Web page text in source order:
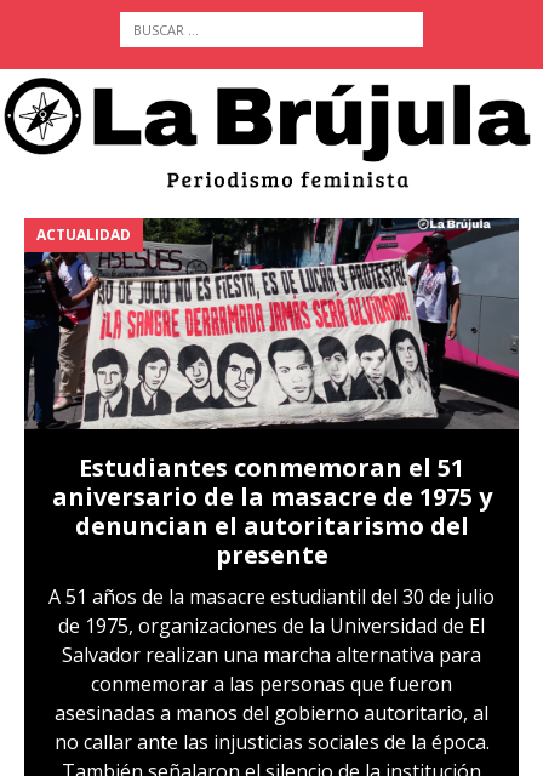
ACTUALIDAD
Estudiantes conmemoran el 51
aniversario de la masacre de 1975 y
denuncian el autoritarismo del
presente
A 51 años de la masacre estudiantil del 30 de julio
de 1975, organizaciones de la Universidad de El
Salvador realizan una marcha alternativa para
conmemorar a las personas que fueron
asesinadas a manos del gobierno autoritario, al
no callar ante las injusticias sociales de la época.